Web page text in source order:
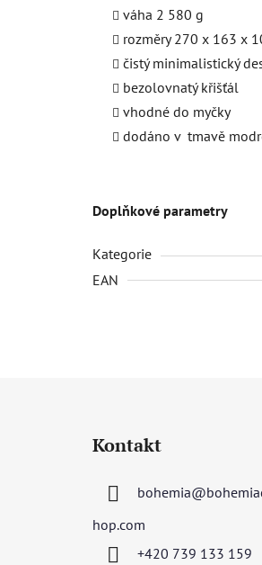
váha 2 580 g
rozměry 270 x 163 x
čistý minimalistický
bezolovnatý křišťál
vhodné do myčky
dodáno v tmavě
Doplňkové parametry
Kategorie
EAN
Kontakt
bohemia@
hop.com
+420 739 133 159